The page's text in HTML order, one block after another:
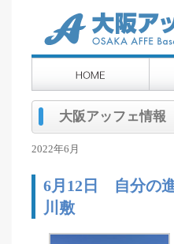
大阪アッフェ情報
2022年6月
6月12日 自分の
川敷